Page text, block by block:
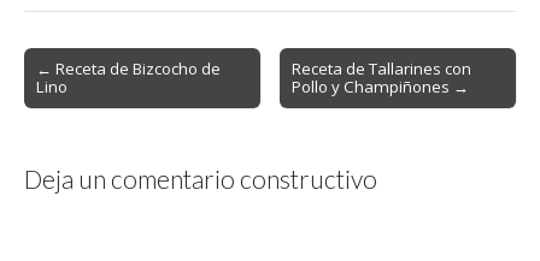
Post
navigation
← Receta de Bizcocho de
Lino
Receta de Tallarines con
Pollo y Champiñones →
Deja un comentario constructivo